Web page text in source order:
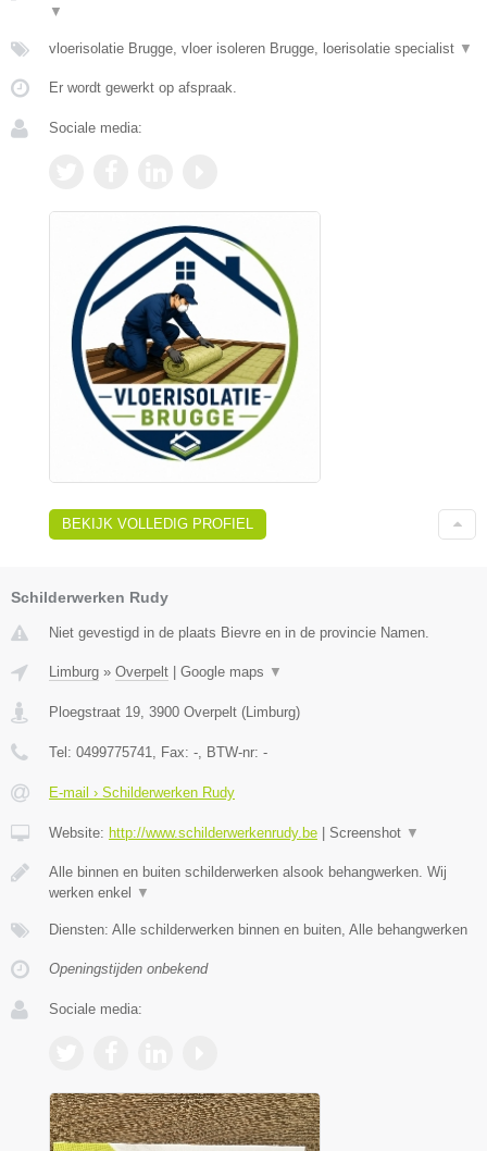
▼
vloerisolatie Brugge, vloer isoleren Brugge, loerisolatie specialist ▼
Er wordt gewerkt op afspraak.
Sociale media:
BEKIJK VOLLEDIG PROFIEL
Schilderwerken Rudy
Niet gevestigd in de plaats Bievre en in de provincie Namen.
Limburg » Overpelt Google maps ▼
Ploegstraat 19, 3900 Overpelt (Limburg)
Tel: 0499775741, Fax: -, BTW-nr: -
E-mail › Schilderwerken Rudy
Website: http://www.schilderwerkenrudy.be Screenshot ▼
Alle binnen en buiten schilderwerken alsook behangwerken. Wij
werken enkel
▼
Diensten: Alle schilderwerken binnen en buiten, Alle behangwerken
Openingstijden onbekend
Sociale media: